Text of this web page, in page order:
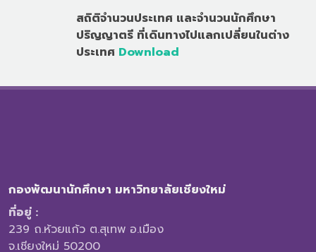
สถิติจำนวนประเทศ และจำนวนนักศึกษา
ปริญญาตรี ที่เดินทางไปแลกเปลี่ยนในต่าง
ประเทศ Download
กองพัฒนานักศึกษา มหาวิทยาลัยเชียงใหม่
ที่อยู่ :
239 ถ.ห้วยแก้ว ต.สุเทพ อ.เมือง
จ.เชียงใหม่ 50200